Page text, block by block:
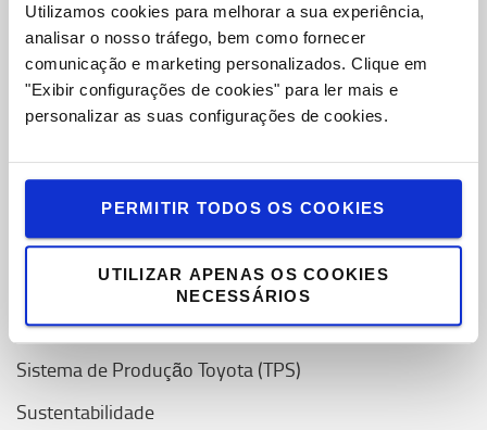
Utilizamos cookies para melhorar a sua experiência,
analisar o nosso tráfego, bem como fornecer
comunicação e marketing personalizados. Clique em
"Exibir configurações de cookies" para ler mais e
personalizar as suas configurações de cookies.
PERMITIR TODOS OS COOKIES
UTILIZAR APENAS OS COOKIES
NECESSÁRIOS
Sobre Nós
Toyota Caetano Portugal, SA
Toyota Challenge 2025
Onde estamos
Porquê escolher Toyota
Valores Toyota
Sistema de Produção Toyota (TPS)
Sustentabilidade